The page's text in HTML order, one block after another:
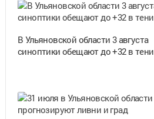
В Ульяновской области 3 августа
синоптики обещают до +32 в тени